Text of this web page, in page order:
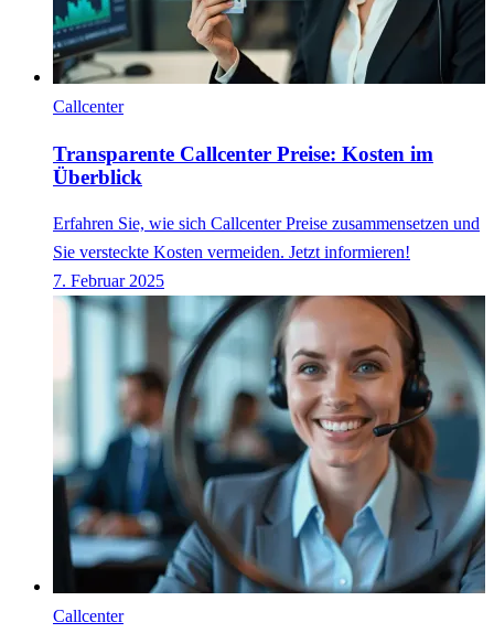
Callcenter
Transparente Callcenter Preise: Kosten im
Überblick
Erfahren Sie, wie sich Callcenter Preise zusammensetzen und
Sie versteckte Kosten vermeiden. Jetzt informieren!
7. Februar 2025
Callcenter